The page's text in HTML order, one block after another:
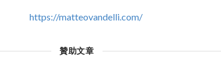
https://matteovandelli.com/
贊助文章